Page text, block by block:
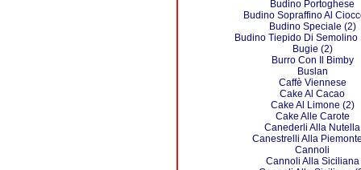
Budino Portoghese
Budino Sopraffino Al
Budino Speciale (2)
Budino Tiepido Di Semolino
Bugie (2)
Burro Con Il Bimby
Buslan
Caffè Viennese
Cake Al Cacao
Cake Al Limone (2)
Cake Alle Carote
Canederli Alla Nutella
Canestrelli Alla
Cannoli
Cannoli Alla Siciliana